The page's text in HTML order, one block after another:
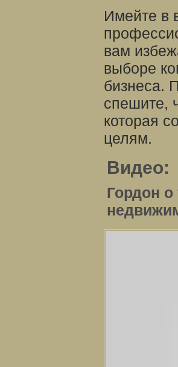
Имейте в
вам
выборе
бизнеса.
спешите,
которая
целям.
Видео:
Гордон о